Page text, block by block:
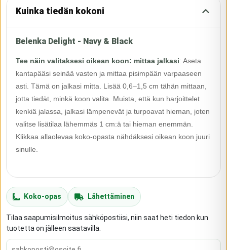
Kuinka tiedän kokoni
Belenka Delight - Navy & Black
Tee näin valitaksesi oikean koon: mittaa jalkasi: Aseta
kantapääsi seinää vasten ja mittaa pisimpään varpaaseen
asti. Tämä on jalkasi mitta. Lisää 0,6–1,5 cm tähän mittaan,
jotta tiedät, minkä koon valita. Muista, että kun harjoittelet
kenkiä jalassa, jalkasi lämpenevät ja turpoavat hieman, joten
valitse lisätilaa lähemmäs 1 cm:ä tai hieman enemmän.
Klikkaa allaolevaa koko-opasta nähdäksesi oikean koon juuri
sinulle.
Koko-opas Lähettäminen
Tilaa saapumisilmoitus sähköpostiisi, niin saat heti tiedon kun
tuotetta on jälleen saatavilla.